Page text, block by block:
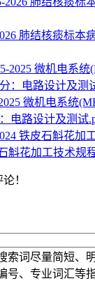
肺结核痰标本
微机电系统
电路设计及测试
斛花加工技术规
！
索词尽量简短、明
号、专业词汇等